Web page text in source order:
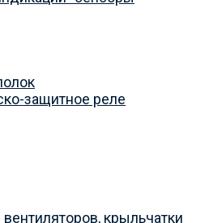
защитное реле
крыльчатки